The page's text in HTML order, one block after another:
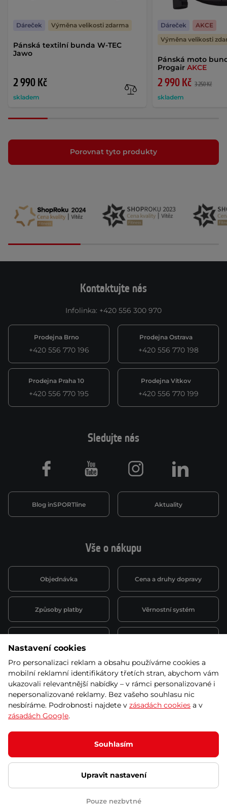
Pánská textilní bunda W-TEC
Jawo
2 990 Kč
skladem
Dáreček Výměna velikosti zdarma
Pánská moto
ProgairAKCE
2 990 Kč 3 250 Kč
skladem
Dáreček
AKCE
Výměna velikosti
Porovnat tyto produkty
Kontaktujte nás
Infolinka: +420 556 300 970
Prodejna Brno
+420 556 770 196
Prodejna Ostrava
+420 556 770 198
Prodejna Praha 10
+420 556 770 195
Prodejna Vítkov
+420 556 770 199
Vše o nákupu
Objednávka Cena a druhy dopravy
Způsoby platby Věrnostní systém
Půjčovna
obchodní podmínky
Kariéra
Sledujte nás
Blog inSPORTline Aktuality
Facebook Youtube Instagram LinkedIn
© 2026 SEVEN SPORT s.r.o Všechna práva vyhrazena
Podle zákona o evidenci tržeb je prodávající povinen vystavit
kupujícímu účtenku.
Zároveň je povinen zaevidovat přijatou tržbu u správce daně online; v
případě technického výpadku pak nejpozději do 48 hodin.
Ochrana osobních údajů Nastavení cookies Vnitřní oznamovací
systém Prohlášení přístupnosti
Nastavení cookies
Pro personalizaci reklam a obsahu používáme cookies a
mobilní reklamní identifikátory třetích stran, abychom vám
ukazovali relevantnější nabídky – v rámci personalizované i
nepersonalizované reklamy. Bez vašeho souhlasu nic
nesbíráme. Podrobnosti najdete v zásadách cookies a v
zásadách Google.
Souhlasím
Upravit nastavení
Pouze nezbytné